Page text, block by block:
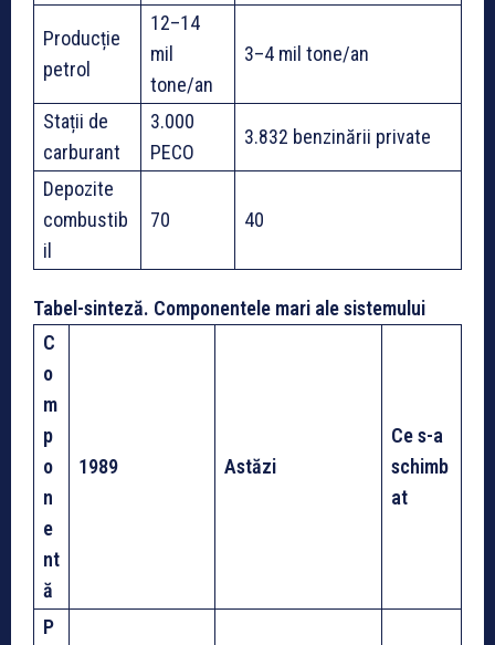
Producție
petrol
12–14
mil
tone/an
3–4 mil tone/an
Stații de
carburant
3.000
PECO
3.832 benzinării private
Depozite
combustib
il
70 40
Tabel-sinteză. Componentele mari ale sistemului
C
o
m
p
o
n
e
nt
ă
1989 Astăzi
Ce s-a
schimb
at
P